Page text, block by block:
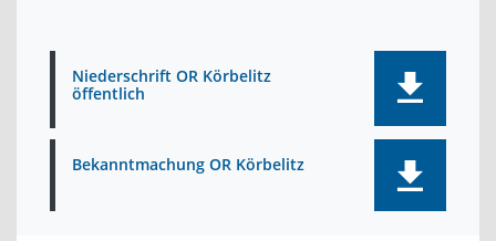
Niederschrift OR Körbelitz
öffentlich
Bekanntmachung OR Körbelitz